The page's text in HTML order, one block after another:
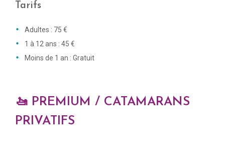
Tarifs
Adultes : 75 €
1 à 12 ans : 45 €
Moins de 1 an : Gratuit
🚤 PREMIUM / CATAMARANS
PRIVATIFS